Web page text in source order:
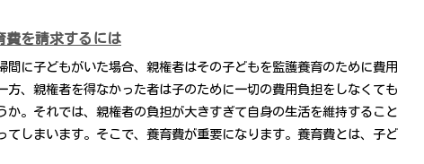
費を請求するには
間に子どもがいた場合、親権者はその子どもを監護養育のために費用
方、親権者を得なかった者は子のために一切の費用負担をしなくても
か。それでは、親権者の負担が大きすぎて自身の生活を維持すること
てしまいます。そこで、養育費が重要になります。養育費とは、子ど